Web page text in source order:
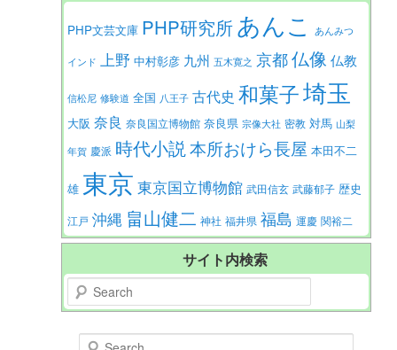
PHP文芸文庫 PHP研究所あんこ あんみつ
インド 上野 中村彰彦 九州 五木寛之 京都仏像 仏教
信松尼 修験道 全国 八王子 古代史 和菓子埼玉
大阪 奈良 奈良国立博物館 奈良県 宗像大社 密教 対馬 山梨
年賀 慶派 時代小説 本所おけら長屋 本田不二
雄 東京 東京国立博物館 武田信玄 武藤郁子 歴史
江戸 沖縄 畠山健二 神社 福井県 福島 運慶 関裕二
サイト内検索
Search
Search